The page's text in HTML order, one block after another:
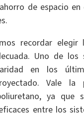
de espacio en
recordar
Uno de los
en los
Vale
ya que
entre los